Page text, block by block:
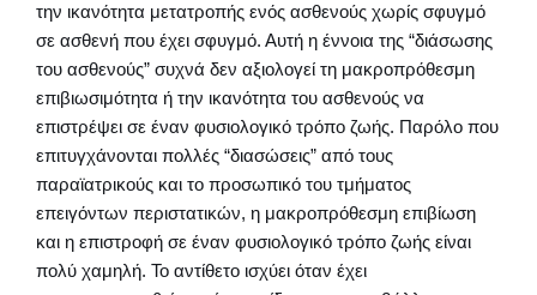
την ικανότητα μετατροπής ενός ασθενούς χωρίς σφυγμό
σε ασθενή που έχει σφυγμό. Αυτή η έννοια της “διάσωσης
του ασθενούς” συχνά δεν αξιολογεί τη μακροπρόθεσμη
επιβιωσιμότητα ή την ικανότητα του ασθενούς να
επιστρέψει σε έναν φυσιολογικό τρόπο ζωής. Παρόλο που
επιτυγχάνονται πολλές “διασώσεις” από τους
παραϊατρικούς και το προσωπικό του τμήματος
επειγόντων περιστατικών, η μακροπρόθεσμη επιβίωση
και η επιστροφή σε έναν φυσιολογικό τρόπο ζωής είναι
πολύ χαμηλή. Το αντίθετο ισχύει όταν έχει